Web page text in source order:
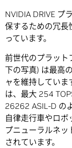
NVIDIA DRIVE プ
保するための冗長
っています。
前世代のプラット
下の写真) は最高
ャを維持していま
は、最大 254
26262 ASIL-D の
自律走行車やロボ
プニューラルネ
されています。